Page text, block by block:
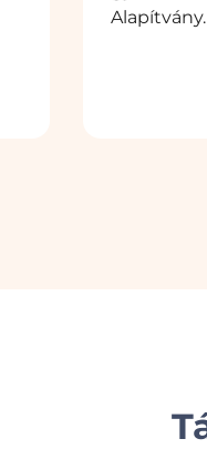
Alapítvány.